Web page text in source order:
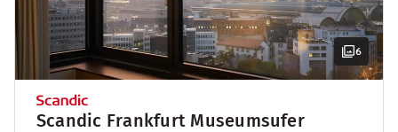
6
Scandic Frankfurt Museumsufer